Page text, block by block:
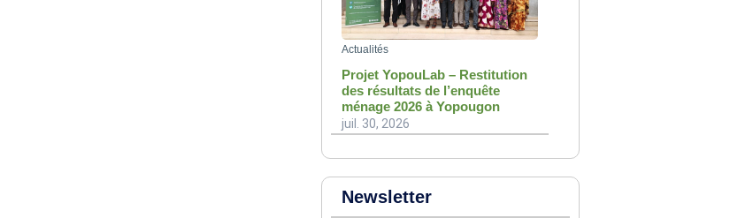
Actualités
Projet YopouLab – Restitution
des résultats de l’enquête
ménage 2026 à Yopougon
juil. 30, 2026
Newsletter